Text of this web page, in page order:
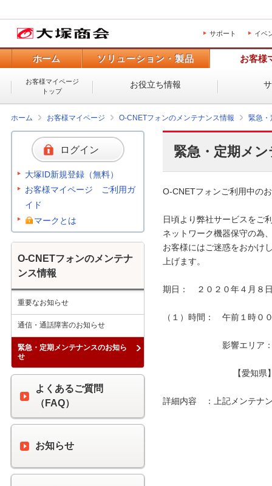
サポート イベ
ホーム ソリューション・製品 お客様
お客様マイページ
トップ
お役立ち情報
ホーム お客様マイページ O-CNETフォンのメンテナンス情報 緊急・
緊急・定期メ
O-CNETフォンご利用中の
日頃より弊社サービスをご
ネットワーク機器保守の為
お客様にはご迷惑をおかけ
上げます。
期日：　２０２０年４月８
（１）時間：　午前１時０
影響エリア：　下記
【愛知県】　名
詳細内容　：上記メンテナ
ログイン
大塚ID新規登録（無料）
お客様マイページ ご利用ガ
イド
マークとは
O-CNETフォンのメンテナ
ンス情報
重要なお知らせ
通信・通話障害のお知らせ
緊急・定期メンテナンスのお知ら
せ
よくあるご質問
（FAQ）
お知らせ